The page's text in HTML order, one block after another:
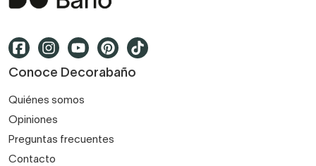
Conoce Decorabaño
Quiénes somos
Opiniones
Preguntas frecuentes
Contacto